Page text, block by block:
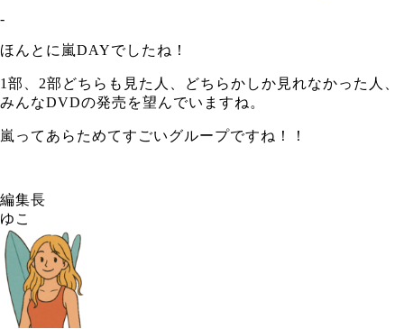
‐
ほんとに嵐DAYでしたね！
1部、2部どちらも見た人、どちらかしか見れなかった人、
みんなDVDの発売を望んでいますね。
嵐ってあらためてすごいグループですね！！
編集長
ゆこ